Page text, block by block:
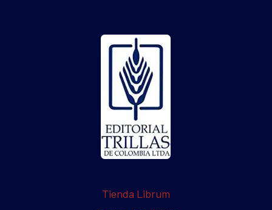
Tienda Librum